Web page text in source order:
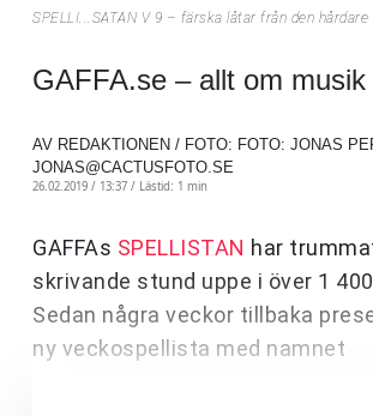
SPELLI...SATAN V 9 – färska låtar från den hårdare
GAFFA.se – allt om musik
AV REDAKTIONEN / FOTO: FOTO: JONAS
JONAS@CACTUSFOTO.SE
26.02.2019 / 13:37 / Lästid: 1 min
GAFFAs SPELLISTAN har
skrivande stund uppe i över 1
Sedan några veckor tillbaka
ny veckospellista med namnet